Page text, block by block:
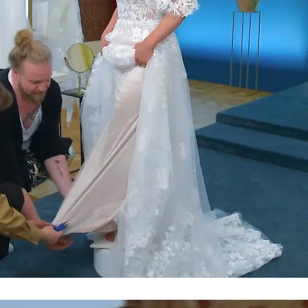
Die letzte Chance